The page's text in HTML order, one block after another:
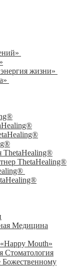
жизни»
ThetaHealing®
ThetaHealing®
Медицина
Mouth»
Cтоматология
Божественному